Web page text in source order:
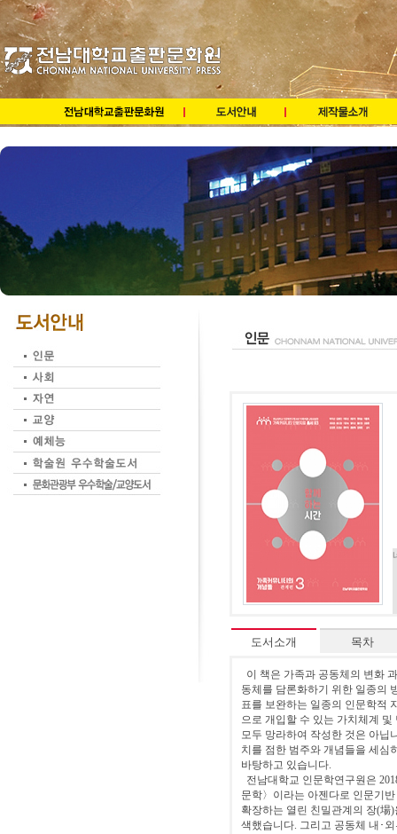
도서소개 목차
이 책은 가족과 공동체의 변화
동체를 담론화하기 위한 일종의
표를 보완하는 일종의 인문학적
으로 개입할 수 있는 가치체계
모두 망라하여 작성한 것은 아닙
치를 점한 범주와 개념들을 세심
바탕하고 있습니다.
전남대학교 인문학연구원은
문학〉이라는 아젠다로 인문기
확장하는 열린 친밀관계의 장(場
색했습니다. 그리고 공동체 내･